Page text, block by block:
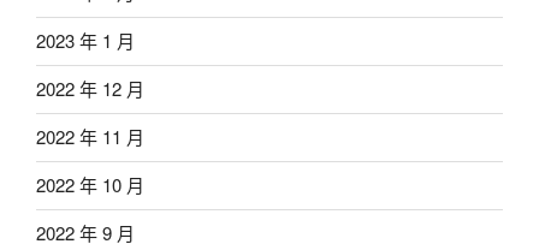
2023 年 1 月
2022 年 12 月
2022 年 11 月
2022 年 10 月
2022 年 9 月